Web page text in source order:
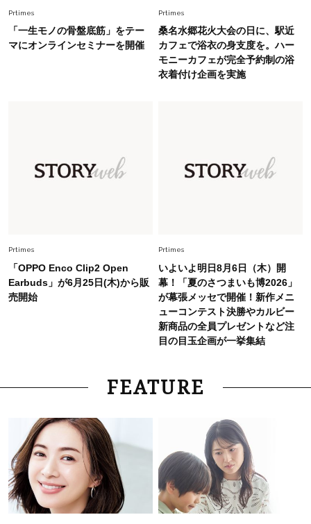
旬着こなし3選。地味見え回避のコツは「バッグ
選び」！
【40代のTシャツコーデ】超ビッグサイズ×きれ
やぐ【甘め黒アイテム】3選
Prtimes
「一生モノの骨盤底筋」をテー
マにオンラインセミナーを開催
Prtimes
桑名水郷花火大会の日に、駅近
カフェで浴衣の身支度を。ハー
モニーカフェが完全予約制の浴
衣着付け企画を実施
Prtimes
「OPPO Enco Clip2 Open
Earbuds」が6月25日(木)から販
売開始
Prtimes
いよいよ明日8月6日（木）開
幕！「夏のさつまいも博2026」
が幕張メッセで開催！新作メニ
ューコンテスト決勝やカルビー
新商品の全員プレゼントなど注
目の目玉企画が一挙集結
FEATURE